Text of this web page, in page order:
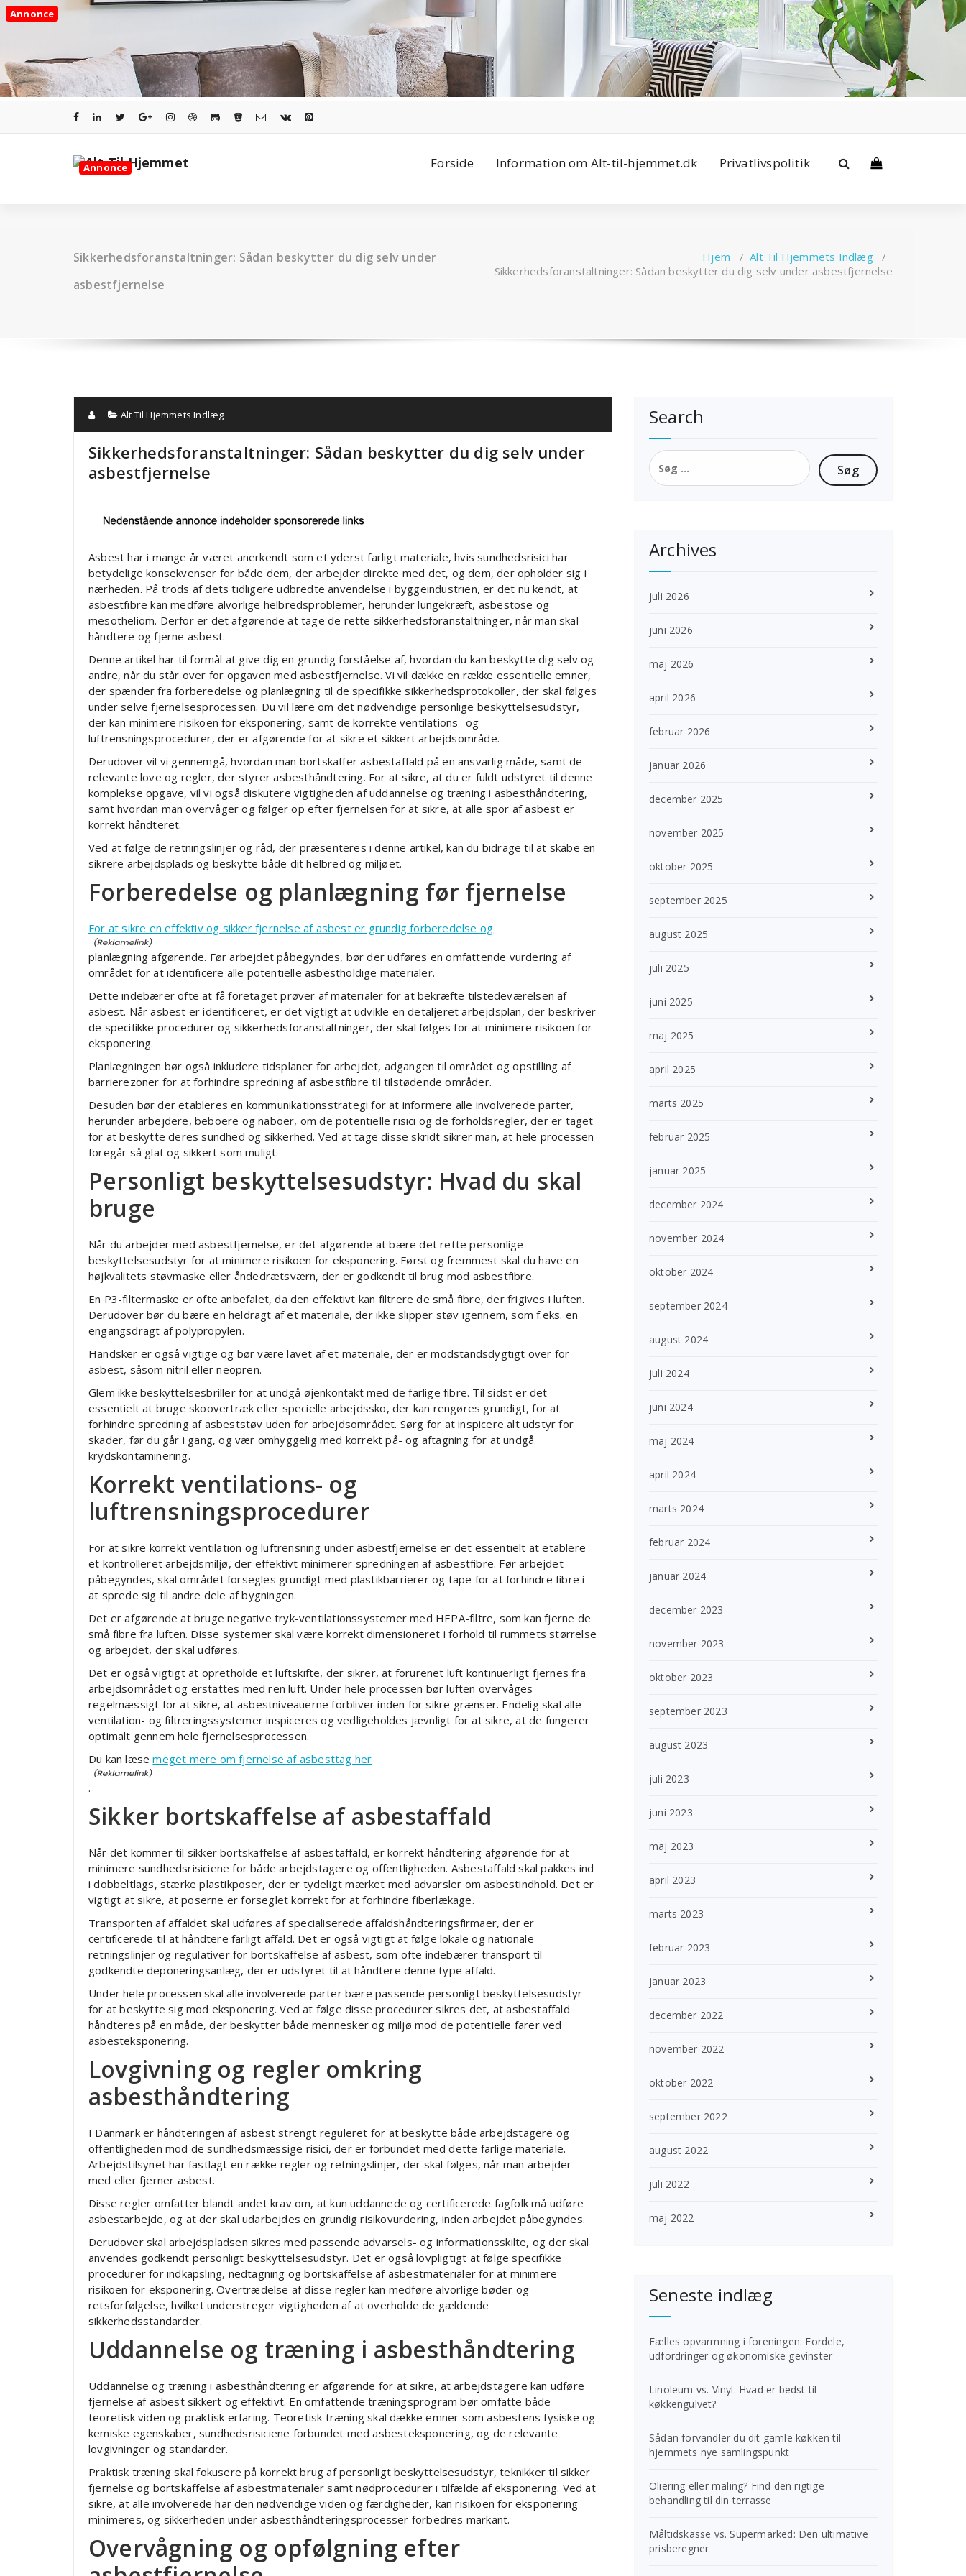
Videre
tilAnnonce
Annonce Forside Information om Alt-til-hjemmet.dk Privatlivspolitik
Sikkerhedsforanstaltninger: Sådan beskytter du dig selv under
asbestfjernelse
Hjem /Alt Til Hjemmets Indlæg/
Sikkerhedsforanstaltninger: Sådan beskytter du dig selv under asbestfjernelse
Alt Til Hjemmets Indlæg
Sikkerhedsforanstaltninger: Sådan beskytter du dig selv under
asbestfjernelse
Asbest har i mange år været anerkendt som et yderst farligt materiale, hvis sundhedsrisici har
betydelige konsekvenser for både dem, der arbejder direkte med det, og dem, der opholder sig i
nærheden. På trods af dets tidligere udbredte anvendelse i byggeindustrien, er det nu kendt, at
asbestfibre kan medføre alvorlige helbredsproblemer, herunder lungekræft, asbestose og
mesotheliom. Derfor er det afgørende at tage de rette sikkerhedsforanstaltninger, når man skal
håndtere og fjerne asbest.
Denne artikel har til formål at give dig en grundig forståelse af, hvordan du kan beskytte dig selv og
andre, når du står over for opgaven med asbestfjernelse. Vi vil dække en række essentielle emner,
der spænder fra forberedelse og planlægning til de specifikke sikkerhedsprotokoller, der skal følges
under selve fjernelsesprocessen. Du vil lære om det nødvendige personlige beskyttelsesudstyr,
der kan minimere risikoen for eksponering, samt de korrekte ventilations- og
luftrensningsprocedurer, der er afgørende for at sikre et sikkert arbejdsområde.
Derudover vil vi gennemgå, hvordan man bortskaffer asbestaffald på en ansvarlig måde, samt de
relevante love og regler, der styrer asbesthåndtering. For at sikre, at du er fuldt udstyret til denne
komplekse opgave, vil vi også diskutere vigtigheden af uddannelse og træning i asbesthåndtering,
samt hvordan man overvåger og følger op efter fjernelsen for at sikre, at alle spor af asbest er
korrekt håndteret.
Ved at følge de retningslinjer og råd, der præsenteres i denne artikel, kan du bidrage til at skabe en
sikrere arbejdsplads og beskytte både dit helbred og miljøet.
Forberedelse og planlægning før fjernelse
For at sikre en effektiv og sikker fjernelse af asbest er grundig forberedelse og
planlægning afgørende. Før arbejdet påbegyndes, bør der udføres en omfattende vurdering af
området for at identificere alle potentielle asbestholdige materialer.
Dette indebærer ofte at få foretaget prøver af materialer for at bekræfte tilstedeværelsen af
asbest. Når asbest er identificeret, er det vigtigt at udvikle en detaljeret arbejdsplan, der beskriver
de specifikke procedurer og sikkerhedsforanstaltninger, der skal følges for at minimere risikoen for
eksponering.
Planlægningen bør også inkludere tidsplaner for arbejdet, adgangen til området og opstilling af
barrierezoner for at forhindre spredning af asbestfibre til tilstødende områder.
Desuden bør der etableres en kommunikationsstrategi for at informere alle involverede parter,
herunder arbejdere, beboere og naboer, om de potentielle risici og de forholdsregler, der er taget
for at beskytte deres sundhed og sikkerhed. Ved at tage disse skridt sikrer man, at hele processen
foregår så glat og sikkert som muligt.
Personligt beskyttelsesudstyr: Hvad du skal
bruge
Når du arbejder med asbestfjernelse, er det afgørende at bære det rette personlige
beskyttelsesudstyr for at minimere risikoen for eksponering. Først og fremmest skal du have en
højkvalitets støvmaske eller åndedrætsværn, der er godkendt til brug mod asbestfibre.
En P3-filtermaske er ofte anbefalet, da den effektivt kan filtrere de små fibre, der frigives i luften.
Derudover bør du bære en heldragt af et materiale, der ikke slipper støv igennem, som f.eks. en
engangsdragt af polypropylen.
Handsker er også vigtige og bør være lavet af et materiale, der er modstandsdygtigt over for
asbest, såsom nitril eller neopren.
Glem ikke beskyttelsesbriller for at undgå øjenkontakt med de farlige fibre. Til sidst er det
essentielt at bruge skoovertræk eller specielle arbejdssko, der kan rengøres grundigt, for at
forhindre spredning af asbeststøv uden for arbejdsområdet. Sørg for at inspicere alt udstyr for
skader, før du går i gang, og vær omhyggelig med korrekt på- og aftagning for at undgå
krydskontaminering.
Korrekt ventilations- og
luftrensningsprocedurer
For at sikre korrekt ventilation og luftrensning under asbestfjernelse er det essentielt at etablere
et kontrolleret arbejdsmiljø, der effektivt minimerer spredningen af asbestfibre. Før arbejdet
påbegyndes, skal området forsegles grundigt med plastikbarrierer og tape for at forhindre fibre i
at sprede sig til andre dele af bygningen.
Det er afgørende at bruge negative tryk-ventilationssystemer med HEPA-filtre, som kan fjerne de
små fibre fra luften. Disse systemer skal være korrekt dimensioneret i forhold til rummets størrelse
og arbejdet, der skal udføres.
Det er også vigtigt at opretholde et luftskifte, der sikrer, at forurenet luft kontinuerligt fjernes fra
arbejdsområdet og erstattes med ren luft. Under hele processen bør luften overvåges
regelmæssigt for at sikre, at asbestniveauerne forbliver inden for sikre grænser. Endelig skal alle
ventilation- og filtreringssystemer inspiceres og vedligeholdes jævnligt for at sikre, at de fungerer
optimalt gennem hele fjernelsesprocessen.
Du kan læsemeget mere om fjernelse af asbesttag her
.
Sikker bortskaffelse af asbestaffald
Når det kommer til sikker bortskaffelse af asbestaffald, er korrekt håndtering afgørende for at
minimere sundhedsrisiciene for både arbejdstagere og offentligheden. Asbestaffald skal pakkes ind
i dobbeltlags, stærke plastikposer, der er tydeligt mærket med advarsler om asbestindhold. Det er
vigtigt at sikre, at poserne er forseglet korrekt for at forhindre fiberlækage.
Transporten af affaldet skal udføres af specialiserede affaldshåndteringsfirmaer, der er
certificerede til at håndtere farligt affald. Det er også vigtigt at følge lokale og nationale
retningslinjer og regulativer for bortskaffelse af asbest, som ofte indebærer transport til
godkendte deponeringsanlæg, der er udstyret til at håndtere denne type affald.
Under hele processen skal alle involverede parter bære passende personligt beskyttelsesudstyr
for at beskytte sig mod eksponering. Ved at følge disse procedurer sikres det, at asbestaffald
håndteres på en måde, der beskytter både mennesker og miljø mod de potentielle farer ved
asbesteksponering.
Lovgivning og regler omkring
asbesthåndtering
I Danmark er håndteringen af asbest strengt reguleret for at beskytte både arbejdstagere og
offentligheden mod de sundhedsmæssige risici, der er forbundet med dette farlige materiale.
Arbejdstilsynet har fastlagt en række regler og retningslinjer, der skal følges, når man arbejder
med eller fjerner asbest.
Disse regler omfatter blandt andet krav om, at kun uddannede og certificerede fagfolk må udføre
asbestarbejde, og at der skal udarbejdes en grundig risikovurdering, inden arbejdet påbegyndes.
Derudover skal arbejdspladsen sikres med passende advarsels- og informationsskilte, og der skal
anvendes godkendt personligt beskyttelsesudstyr. Det er også lovpligtigt at følge specifikke
procedurer for indkapsling, nedtagning og bortskaffelse af asbestmaterialer for at minimere
risikoen for eksponering. Overtrædelse af disse regler kan medføre alvorlige bøder og
retsforfølgelse, hvilket understreger vigtigheden af at overholde de gældende
sikkerhedsstandarder.
Uddannelse og træning i asbesthåndtering
Uddannelse og træning i asbesthåndtering er afgørende for at sikre, at arbejdstagere kan udføre
fjernelse af asbest sikkert og effektivt. En omfattende træningsprogram bør omfatte både
teoretisk viden og praktisk erfaring. Teoretisk træning skal dække emner som asbestens fysiske og
kemiske egenskaber, sundhedsrisiciene forbundet med asbesteksponering, og de relevante
lovgivninger og standarder.
Praktisk træning skal fokusere på korrekt brug af personligt beskyttelsesudstyr, teknikker til sikker
fjernelse og bortskaffelse af asbestmaterialer samt nødprocedurer i tilfælde af eksponering. Ved at
sikre, at alle involverede har den nødvendige viden og færdigheder, kan risikoen for eksponering
minimeres, og sikkerheden under asbesthåndteringsprocesser forbedres markant.
Overvågning og opfølgning efter
Search
Søg
efter:
Archives
juli 2026
juni 2026
maj 2026
april 2026
februar 2026
januar 2026
december 2025
november 2025
oktober 2025
september 2025
august 2025
juli 2025
juni 2025
maj 2025
april 2025
marts 2025
februar 2025
januar 2025
december 2024
november 2024
oktober 2024
september 2024
august 2024
juli 2024
juni 2024
maj 2024
april 2024
marts 2024
februar 2024
januar 2024
december 2023
november 2023
oktober 2023
september 2023
august 2023
juli 2023
juni 2023
maj 2023
april 2023
marts 2023
februar 2023
januar 2023
december 2022
november 2022
oktober 2022
september 2022
august 2022
juli 2022
maj 2022
Seneste indlæg
Fælles opvarmning i foreningen: Fordele,
udfordringer og økonomiske gevinster
Linoleum vs. Vinyl: Hvad er bedst til
køkkengulvet?
Sådan forvandler du dit gamle køkken til
hjemmets nye samlingspunkt
Oliering eller maling? Find den rigtige
behandling til din terrasse
Måltidskasse vs. Supermarked: Den ultimative
prisberegner